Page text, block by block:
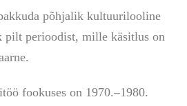
põhjalik kultuurilooline
pilt perioodist, mille käsitlus on
fookuses on 1970.–1980.